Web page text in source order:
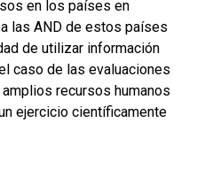
en los países en
las AND de estos países
de utilizar información
caso de las evaluaciones
recursos humanos
ejercicio científicamente